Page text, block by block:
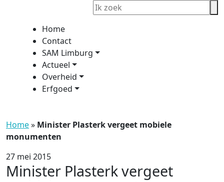
Home
Contact
SAM Limburg
Actueel
Overheid
Erfgoed
Home» Minister Plasterk vergeet mobiele
monumenten
27 mei 2015
Minister Plasterk vergeet